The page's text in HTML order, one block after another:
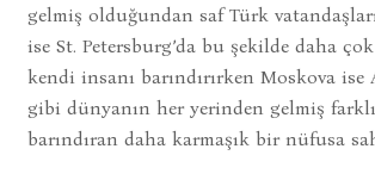
gelmiş olduğundan saf Türk
ise St. Petersburg’da bu şekilde daha çok
kendi insanı barındırırken Moskova ise
gibi dünyanın her yerinden gelmiş
barındıran daha karmaşık bir nüfusa